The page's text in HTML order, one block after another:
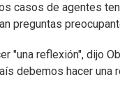
casos de agentes
preguntas
"una reflexión", dijo
debemos hacer una